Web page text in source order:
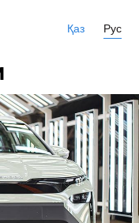
Қаз Рус